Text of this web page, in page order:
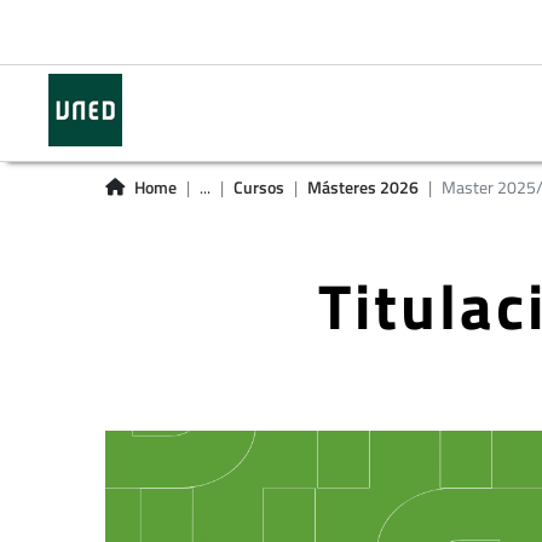
Home ... Cursos Másteres 2026 Master